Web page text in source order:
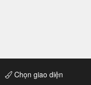
Chọn giao diện